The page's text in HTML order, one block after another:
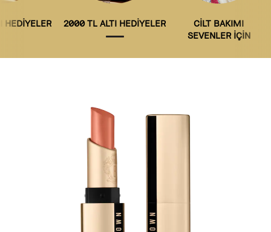
HEDİYELER 2000 TL ALTI HEDİYELER
CİLT BAKIMI
SEVENLER İÇİN